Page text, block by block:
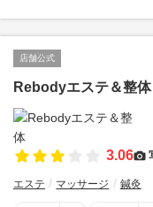
店舗公式
Rebodyエステ＆整体
3.06
エステ マッサージ 鍼灸